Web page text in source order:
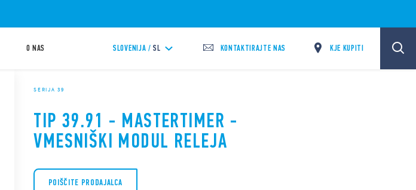
O NAS SLOVENIJA / SL KONTAKTIRAJTE NAS KJE KUPITI
SERIJA 39
TIP 39.91 - MASTERTIMER -
VMESNIŠKI MODUL RELEJA
POIŠČITE PRODAJALCA